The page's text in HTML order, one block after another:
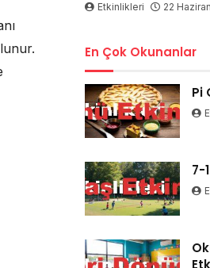
Etkinlikleri 22
En Çok Okunanlar
Pi
7-